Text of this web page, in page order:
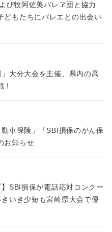
び牧阿佐美バレヱ団と協力
どもたちにバレエとの出会い
大分大会を主催、県内の高
車保険」「SBI損保のがん保
お知らせ
SBI損保が電話応対コンクー
いき少短も宮崎県大会で優